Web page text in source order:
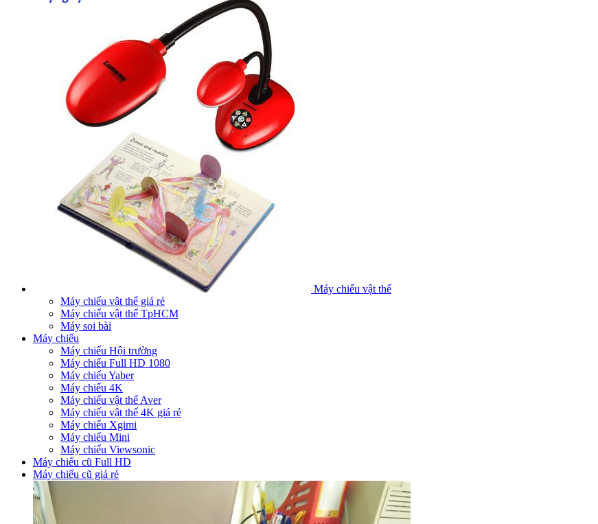
Máy chiếu vật thể
Máy chiếu vật thể giá rẻ
Máy chiếu vật thể TpHCM
Máy soi bài
Máy chiếu
Máy chiếu Hội trường
Máy chiếu Full HD 1080
Máy chiếu Yaber
Máy chiếu 4K
Máy chiếu vật thể Aver
Máy chiếu vật thể 4K giá rẻ
Máy chiếu Xgimi
Máy chiếu Mini
Máy chiếu Viewsonic
Máy chiếu cũ Full HD
Máy chiếu cũ giá rẻ